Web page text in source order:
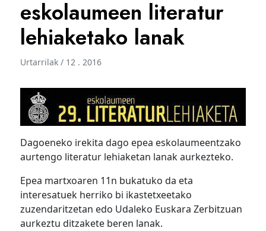
eskolaumeen literatur
lehiaketako lanak
Urtarrilak / 12 . 2016
Dagoeneko irekita dago epea eskolaumeentzako
aurtengo literatur lehiaketan lanak aurkezteko.
Epea martxoaren 11n bukatuko da eta
interesatuek herriko bi ikastetxeetako
zuzendaritzetan edo Udaleko Euskara Zerbitzuan
aurkeztu ditzakete beren lanak.